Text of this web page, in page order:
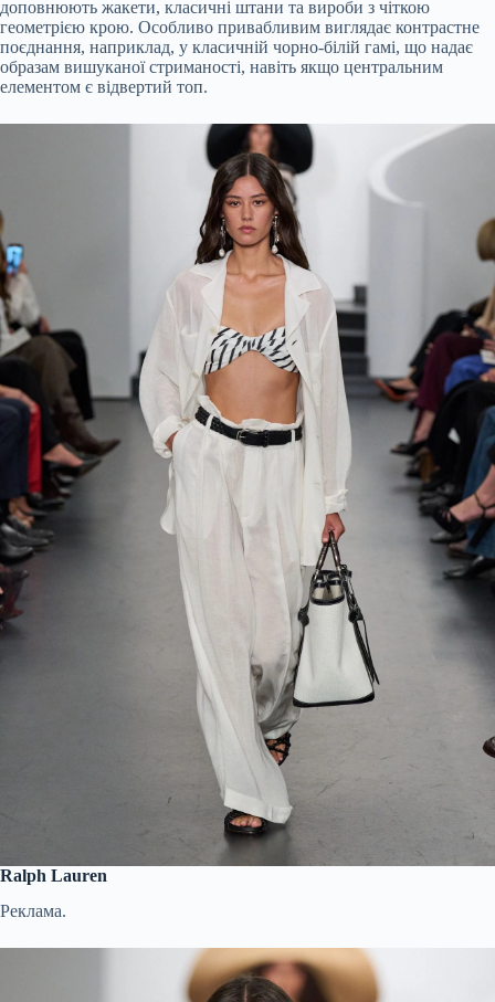
доповнюють жакети, класичні штани та вироби з чіткою
геометрією крою. Особливо привабливим виглядає контрастне
поєднання, наприклад, у класичній чорно-білій гамі, що надає
образам вишуканої стриманості, навіть якщо центральним
елементом є відвертий топ.
Ralph Lauren
Реклама.